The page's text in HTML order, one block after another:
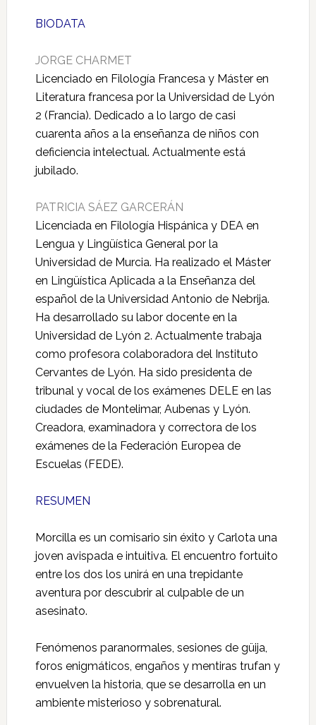
BIODATA
JORGE CHARMET
Licenciado en Filología Francesa y Máster en
Literatura francesa por la Universidad de Lyón
2 (Francia). Dedicado a lo largo de casi
cuarenta años a la enseñanza de niños con
deficiencia intelectual. Actualmente está
jubilado.
PATRICIA SÁEZ GARCERÁN
Licenciada en Filología Hispánica y DEA en
Lengua y Lingüística General por la
Universidad de Murcia. Ha realizado el Máster
en Lingüística Aplicada a la Enseñanza del
español de la Universidad Antonio de Nebrija.
Ha desarrollado su labor docente en la
Universidad de Lyón 2. Actualmente trabaja
como profesora colaboradora del Instituto
Cervantes de Lyón. Ha sido presidenta de
tribunal y vocal de los exámenes DELE en las
ciudades de Montelimar, Aubenas y Lyón.
Creadora, examinadora y correctora de los
exámenes de la Federación Europea de
Escuelas (FEDE).
RESUMEN
Morcilla es un comisario sin éxito y Carlota una
joven avispada e intuitiva. El encuentro fortuito
entre los dos los unirá en una trepidante
aventura por descubrir al culpable de un
asesinato.
Fenómenos paranormales, sesiones de güija,
foros enigmáticos, engaños y mentiras trufan y
envuelven la historia, que se desarrolla en un
ambiente misterioso y sobrenatural.